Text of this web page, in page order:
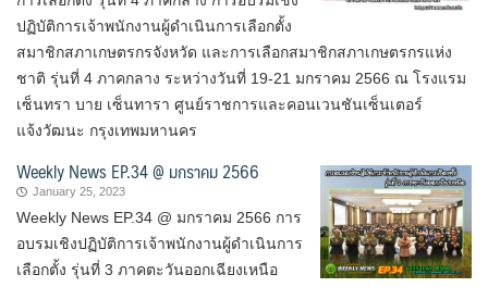
for:
ปฏิบัติการเจ้าพนักงานผู้ดำเนินการเลือกตั้ง
สมาชิกสภาเกษตรกรจังหวัด และการเลือกสมาชิกสภาเกษตรกรแห่ง
ชาติ รุ่นที่ 4 ภาคกลาง ระหว่างวันที่ 19-21 มกราคม 2566 ณ โรงแรม
เซ็นทรา บาย เซ็นทารา ศูนย์ราชการและคอนเวนชันเซ็นเตอร์
แจ้งวัฒนะ กรุงเทพมหานคร
Weekly News EP.34 @ มกราคม 2566
January 25, 2023
Weekly News EP.34 @ มกราคม 2566 การ
อบรมเชิงปฏิบัติการเจ้าพนักงานผู้ดำเนินการ
เลือกตั้ง รุ่นที่ 3 ภาคตะวันออกเฉียงเหนือ